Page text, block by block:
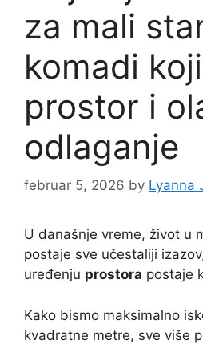
za mali
komadi
prostor i
odlaganje
februar 5, 2026 by Lyanna
U današnje vreme, život u
postaje sve učestaliji
uređenju prostora postaje
Kako bismo maksimalno
kvadratne metre, sve više